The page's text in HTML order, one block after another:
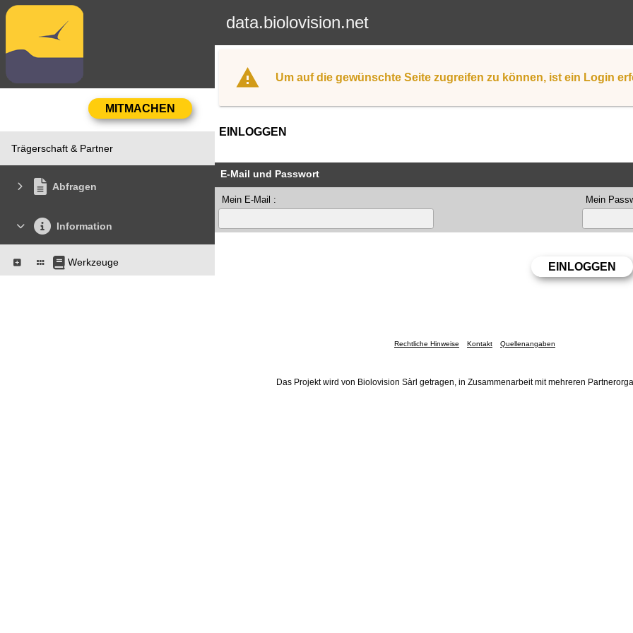
data.biolovision.net
Trägerschaft & Partner
Abfragen
Information
Werkzeuge
Um auf die gewünschte Seite zugreifen zu können, ist ein Login
EINLOGGEN
E-Mail und Passwort
Mein E-Mail : Mein
Rechtliche Hinweise Kontakt Quellenangaben
Das Projekt wird von Biolovision Sàrl getragen, in Zusammenarbeit mit mehreren